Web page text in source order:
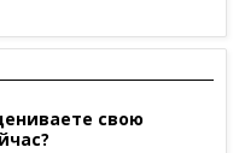
свою